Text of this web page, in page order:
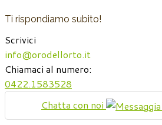
Ti rispondiamo subito!
Scrivici
info@orodellorto.it
Chiamaci al numero:
0422.1583528
Chatta con noi